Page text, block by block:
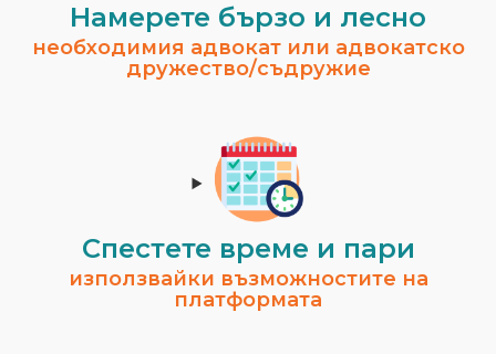
Намерете бързо и лесно
необходимия адвокат или адвокатско
дружество/съдружие
Спестeте време и пари
използвайки възможностите на
платформата